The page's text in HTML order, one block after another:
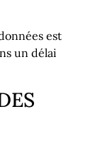
est
un délai